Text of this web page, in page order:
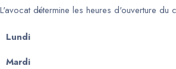
L'avocat détermine les heures d'ouverture du
Lundi
Mardi